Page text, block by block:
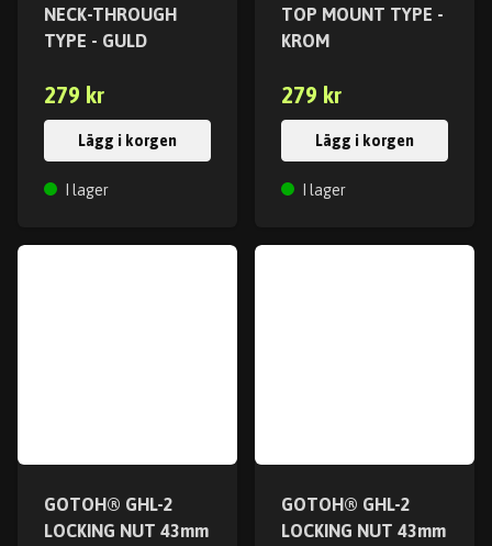
NECK-THROUGH
TYPE - GULD
279 kr
Lägg i korgen
I lager
TOP MOUNT TYPE -
KROM
279 kr
Lägg i korgen
I lager
GOTOH® GHL-2
LOCKING NUT 43mm
GOTOH® GHL-2
LOCKING NUT 43mm